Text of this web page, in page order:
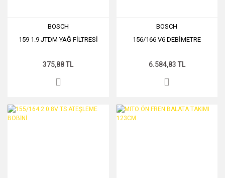
BOSCH
159 1.9 JTDM YAĞ FİLTRESİ
375,88 TL
BOSCH
156/166 V6 DEBİMETRE
6.584,83 TL